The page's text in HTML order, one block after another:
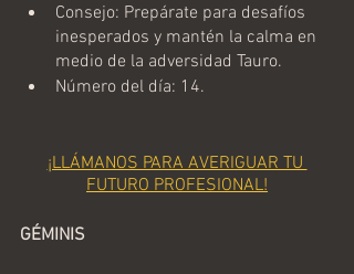
Consejo: Prepárate para desafíos
inesperados y mantén la calma en
medio de la adversidad Tauro.
Número del día: 14.
¡LLÁMANOS PARA AVERIGUAR TU
FUTURO PROFESIONAL!
GÉMINIS